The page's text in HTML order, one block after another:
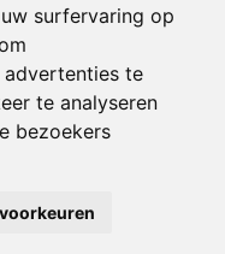
surfervaring op
advertenties te
te analyseren
bezoekers
|Brisk magazine